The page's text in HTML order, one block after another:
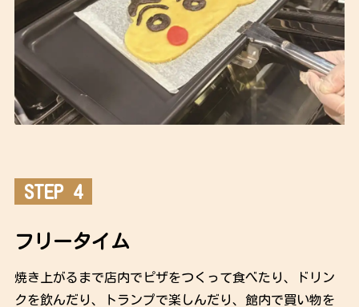
STEP 4
フリータイム
焼き上がるまで店内でピザをつくって食べたり、ドリン
クを飲んだり、トランプで楽しんだり、館内で買い物を